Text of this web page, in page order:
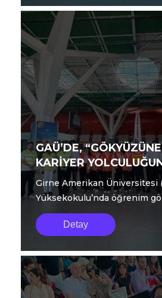
GAÜ’DE,
KARİYER
BİR ADIM DAHA”
Girne Amerikan Üniversitesi
Yüksekokulu’nda öğrenim
Detay